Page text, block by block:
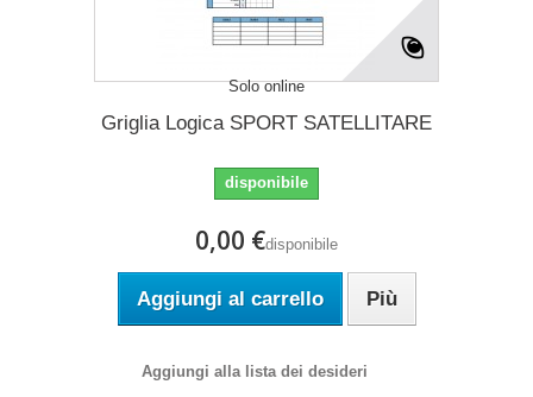
Solo online
Griglia Logica SPORT SATELLITARE
disponibile
0,00 €disponibile
Aggiungi al carrello Più
Aggiungi alla lista dei desideri